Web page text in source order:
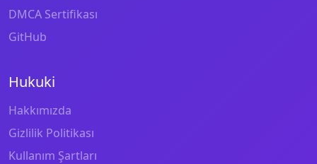
DMCA Sertifikası
GitHub
Hukuki
Hakkımızda
Gizlilik Politikası
Kullanım Şartları